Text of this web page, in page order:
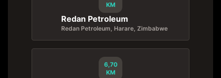
KM
Redan Petroleum
Redan Petroleum, Harare, Zimbabwe
6,70
KM